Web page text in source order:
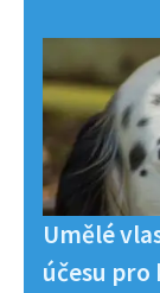
Umělé
účesu